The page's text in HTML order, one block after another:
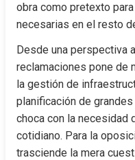
obra como pretexto
necesarias en el resto
Desde una perspectiva
reclamaciones pone de
la gestión de
planificación de
choca con la necesidad
cotidiano. Para la
trasciende la mera